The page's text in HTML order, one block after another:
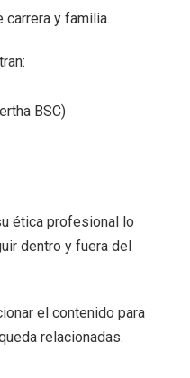
carrera y familia.
BSC)
ética profesional lo
dentro y fuera del
el contenido para
relacionadas.